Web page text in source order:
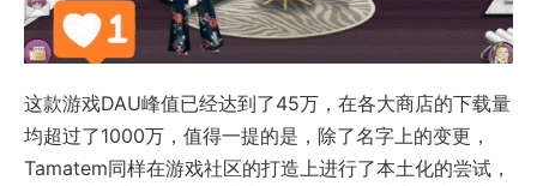
这款游戏DAU峰值已经达到了45万，在各大商店的下载量
均超过了1000万，值得一提的是，除了名字上的变更，
Tamatem同样在游戏社区的打造上进行了本土化的尝试，